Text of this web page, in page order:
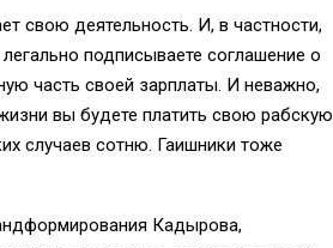
свою деятельность. И, в частности,
подписываете соглашение о
часть своей зарплаты. И неважно,
вы будете платить свою рабскую
случаев сотню. Гаишники тоже
Кадырова,